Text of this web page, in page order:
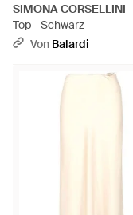
SIMONA CORSELLINI
Top - Schwarz
Von Balardi